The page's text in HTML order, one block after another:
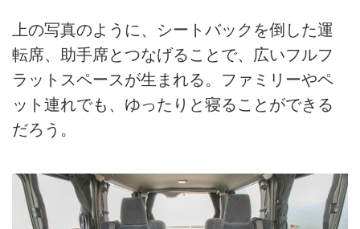
上の写真のように、シートバックを倒した運
転席、助手席とつなげることで、広いフルフ
ラットスペースが生まれる。ファミリーやペ
ット連れでも、ゆったりと寝ることができる
だろう。